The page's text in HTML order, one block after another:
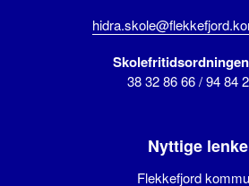
38 32 86 66 / 94 84
Nyttige
Flekkefjord